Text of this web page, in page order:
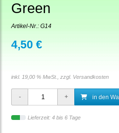
Green
Artikel-Nr.: G14
4,50 €
inkl. 19,00 % MwSt., zzgl. Versandkosten
in den
Lieferzeit: 4 bis 6 Tage